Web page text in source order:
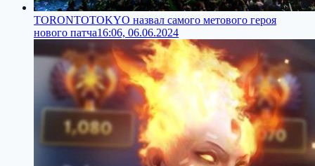
TORONTOTOKYO назвал самого метового героя
нового патча16:06, 06.06.2024